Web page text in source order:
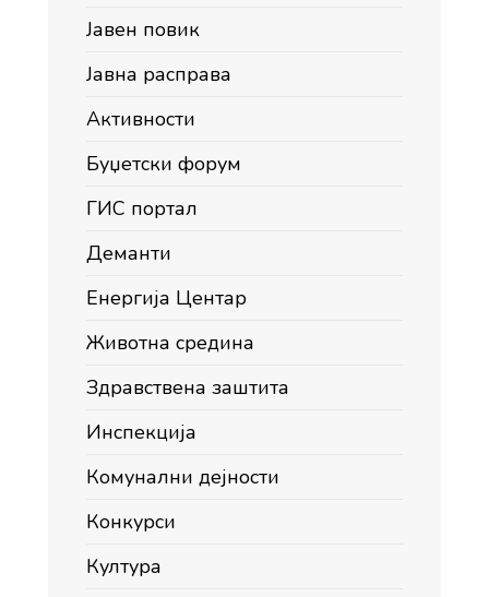
Јавен повик
Јавна расправа
Активности
Буџетски форум
ГИС портал
Деманти
Енергија Центар
Животна средина
Здравствена заштита
Инспекција
Комунални дејности
Конкурси
Култура